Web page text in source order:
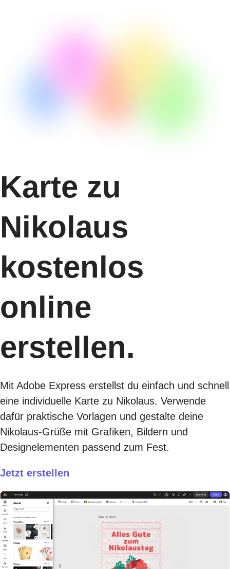
Karte zu
Nikolaus
kostenlos
online
erstellen.
Mit Adobe Express erstellst du einfach und schnell
eine individuelle Karte zu Nikolaus. Verwende
dafür praktische Vorlagen und gestalte deine
Nikolaus-Grüße mit Grafiken, Bildern und
Designelementen passend zum Fest.
Jetzt erstellen